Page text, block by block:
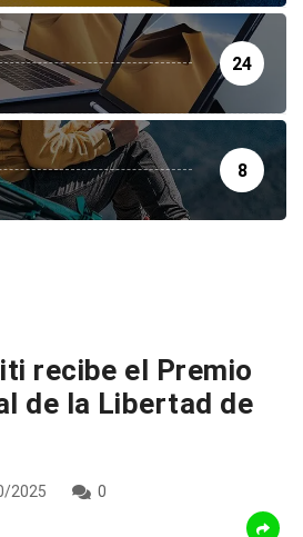
24
8
recibe el Premio
de la Libertad de
2025
0